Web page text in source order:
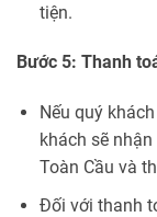
tiện.
Bước 5: Thanh
Nếu quý
khách sẽ
Toàn Cầu và
Đối với thanh